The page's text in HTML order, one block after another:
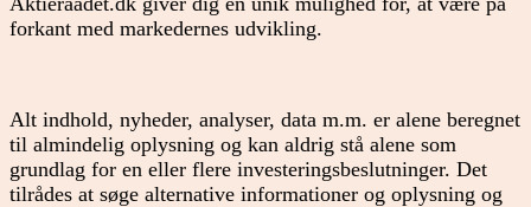
forkant med markedernes udvikling.
Alt indhold, nyheder, analyser, data m.m. er alene beregnet
til almindelig oplysning og kan aldrig stå alene som
grundlag for en eller flere investeringsbeslutninger. Det
tilrådes at søge alternative informationer og oplysning og